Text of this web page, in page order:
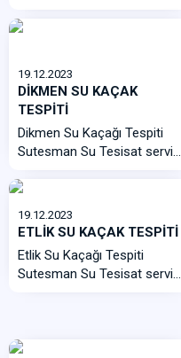
ekibimiz ile 7 g&...
19.12.2023
DİKMEN SU KAÇAK
TESPİTİ
Dikmen Su Kaçağı Tespiti
Sutesman Su Tesisat servisi
gün ...
19.12.2023
ETLİK SU KAÇAK TESPİTİ
Etlik Su Kaçağı Tespiti
Sutesman Su Tesisat servisi